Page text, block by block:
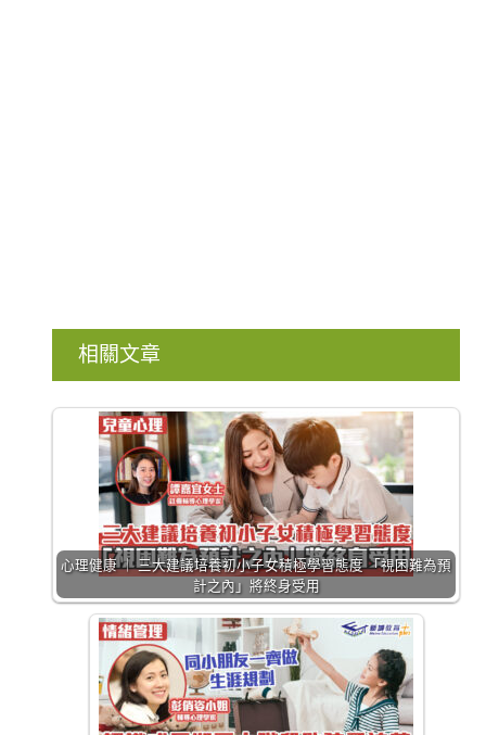
相關文章
心理健康 ｜ 三大建議培養初小子女積極學習態度 「視困難為預
計之內」將終身受用